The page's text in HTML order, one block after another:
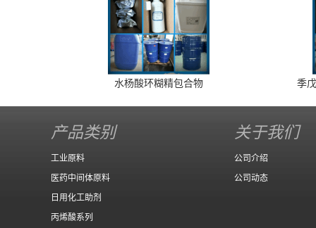
水杨酸环糊精包合物 季
产品类别
工业原料
医药中间体原料
日用化工助剂
丙烯酸系列
关于我们
公司介绍
公司动态